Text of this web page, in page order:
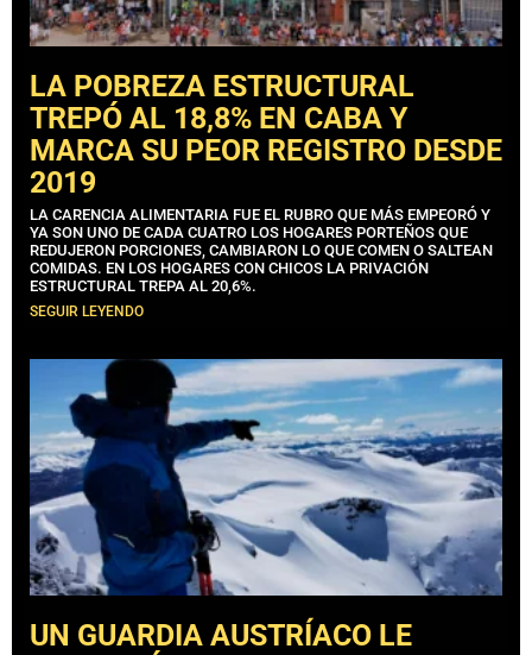
LA POBREZA ESTRUCTURAL
TREPÓ AL 18,8% EN CABA Y
MARCA SU PEOR REGISTRO DESDE
2019
LA CARENCIA ALIMENTARIA FUE EL RUBRO QUE MÁS EMPEORÓ Y
YA SON UNO DE CADA CUATRO LOS HOGARES PORTEÑOS QUE
REDUJERON PORCIONES, CAMBIARON LO QUE COMEN O SALTEAN
COMIDAS. EN LOS HOGARES CON CHICOS LA PRIVACIÓN
ESTRUCTURAL TREPA AL 20,6%.
SEGUIR LEYENDO
UN GUARDIA AUSTRÍACO LE